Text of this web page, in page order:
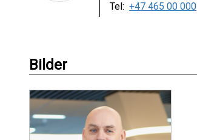
Tel: +47 465 00 000
Bilder